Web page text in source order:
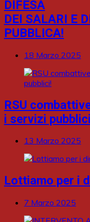
DIFESA
DEI SALARI E
PUBBLICA!
18 Marzo 2025
RSU
i servizi
13 Marzo 2025
Lottiamo per i
7 Marzo 2025